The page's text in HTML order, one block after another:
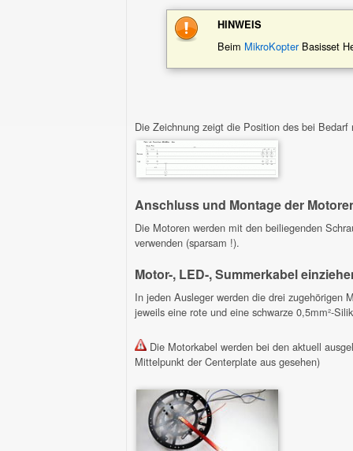
HINWEIS
Beim MikroKopterBasisset
Die Zeichnung zeigt die Position des bei
Anschluss und Montage der
Die Motoren werden mit den beiliegenden
verwenden (sparsam !).
Motor-, LED-, Summerkabel
In jeden Ausleger werden die drei zugehörigen
jeweils eine rote und eine schwarze 0,5mm²-
Die Motorkabel werden bei den aktuell
Mittelpunkt der Centerplate aus gesehen)